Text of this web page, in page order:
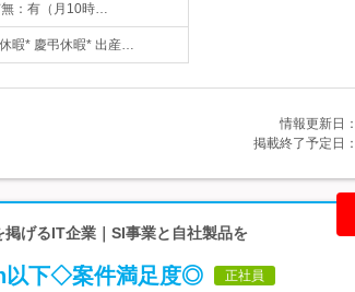
：有（月10時…
暇* 慶弔休暇* 出産…
情報更新日：
掲載終了予定日：
げるIT企業｜SI事業と自社製品を
以下◇案件満足度◎ 正社員